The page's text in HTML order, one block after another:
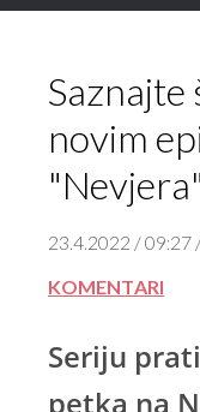
Saznajte
novim
"Nevjera"
23.4.2022 / 09:27
KOMENTARI
Seriju
petka na